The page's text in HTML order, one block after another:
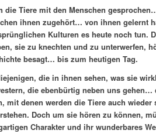
die Tiere mit den Menschen
ihnen zugehört… von ihnen gelernt
Kulturen es heute noch tun.
sie zu knechten und zu unterwerfen,
besagt… bis zum heutigen Tag.
die in ihnen sehen, was sie
die ebenbürtig neben uns
mit denen werden die Tiere auch
Doch um sie hören zu können,
Charakter und ihr wunderbares